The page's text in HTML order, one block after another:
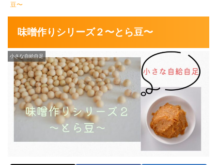
豆〜
味噌作りシリーズ２〜とら豆〜
小さな自給自足